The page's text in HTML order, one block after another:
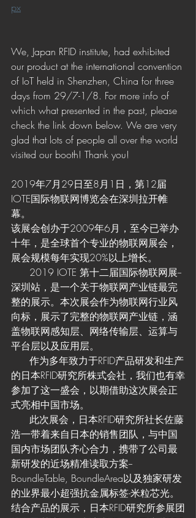
px
We, Japan RFID institute, had exhibited
our product at the international convention
of IoT held in Shenzhen, China for three
days from 29/7-1/8. For more info of
which what presented in the past, please
check the link down below. We are very
glad that lots of people all over the world
visited our booth! Thank you!
2019年7月29日至8月1日，第12届
IOTE国际物联网博览会在深圳拉开帷
幕。
该展会创办于2009年6月，至今已举办
十年，是全球首个专业的物联网展会，
展会规模每年实现20%以上增长。
深圳站，是一个关于物联网产业链最完
整的展示。本次展会作为物联网行业风
向标，展示了完整的物联网产业链，涵
盖物联网感知层、网络传输层、运算与
平台层以及应用层。
的日本RFID研究所株式会社，我们也有幸
参加了这一盛会，以期借助这次展会正
式亮相中国市场。
浩一带着来自日本的销售团队，与中国
国内市场团队齐心合力，携带了公司最
新研发的近场精准读取方案--
BoundleTable, BoundleArea以及独家研发
的业界最小超强抗金属标签-米粒芯光。
结合产品的展示，日本RFID研究所参展团